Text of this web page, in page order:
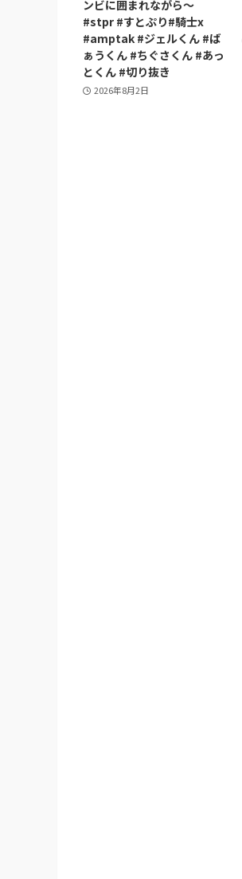
ンビに囲まれながら〜
#stpr #すとぷり#騎士x
#amptak #ジェルくん #ば
ぁうくん #ちぐさくん #あっ
とくん #切り抜き
2026年8月2日